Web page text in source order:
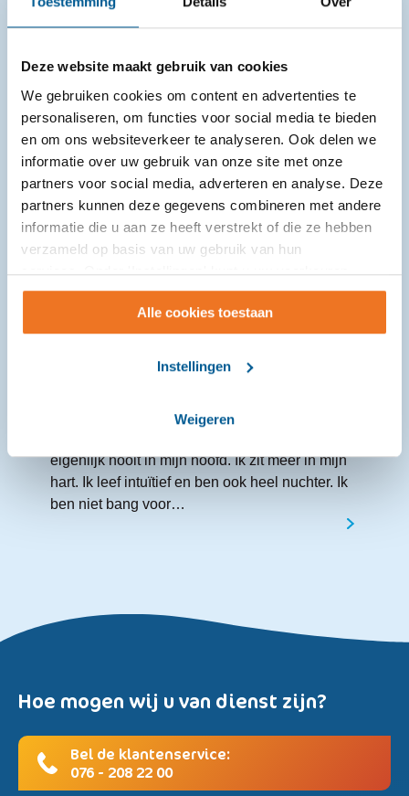
Deze website maakt gebruik van cookies
We gebruiken cookies om content en advertenties te
personaliseren, om functies voor social media te bieden
en om ons websiteverkeer te analyseren. Ook delen we
informatie over uw gebruik van onze site met onze
partners voor social media, adverteren en analyse. Deze
partners kunnen deze gegevens combineren met andere
informatie die u aan ze heeft verstrekt of die ze hebben
verzameld op basis van uw gebruik van hun
services. Onder 'Instellingen' kunt u uw voorkeuren
wijzigen.
Alle cookies toestaan
Instellingen
Weigeren
Zelfvertrouwen.” …
"Werken met de dood is niet dodelijk"
In gesprek met Mayke over vrijwilligerswerk bij
eigenlijk nooit in mijn hoofd. Ik zit meer in mijn
hart. Ik leef intuïtief en ben ook heel nuchter. Ik
ben niet bang voor…
Hoe mogen wij u van dienst zijn?
Bel de klantenservice:
076 - 208 22 00